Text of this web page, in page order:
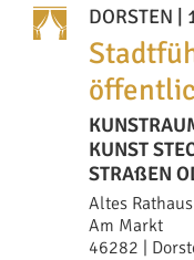
DORSTEN |
KUNST
STRAßEN
UND
Altes Rathaus
Am Markt
46282 |